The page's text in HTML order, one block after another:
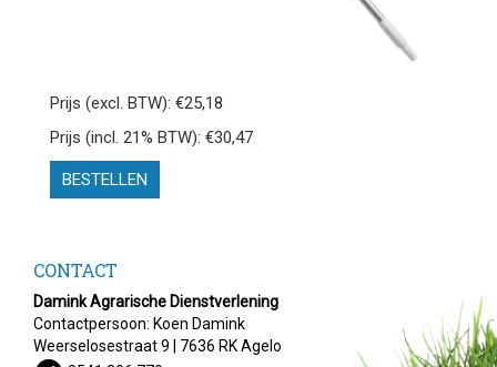
Prijs (excl. BTW): €25,18
Prijs (incl. 21% BTW): €30,47
BESTELLEN
CONTACT
Damink Agrarische Dienstverlening
Contactpersoon: Koen Damink
Weerselosestraat 9 | 7636 RK Agelo